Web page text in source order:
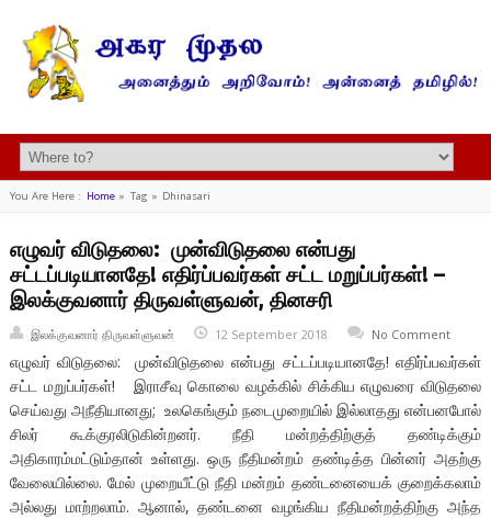
You Are Here : Home» Tag » Dhinasari
எழுவர் விடுதலை: முன்விடுதலை என்பது
சட்டப்படியானதே! எதிர்ப்பவர்கள் சட்ட மறுப்பர்கள்! –
இலக்குவனார் திருவள்ளுவன், தினசரி
இலக்குவனார் திருவள்ளுவன் 12 September 2018 No Comment
எழுவர் விடுதலை: முன்விடுதலை என்பது சட்டப்படியானதே! எதிர்ப்பவர்கள்
சட்ட மறுப்பர்கள்! இராசீவு கொலை வழக்கில் சிக்கிய எழுவரை விடுதலை
செய்வது அநீதியானது; உலகெங்கும் நடைமுறையில் இல்லாதது என்பனபோல்
சிலர் கூக்குரலிடுகின்றனர். நீதி மன்றத்திற்குத் தண்டிக்கும்
அதிகாரம்மட்டும்தான் உள்ளது. ஒரு நீதிமன்றம் தண்டித்த பின்னர் அதற்கு
வேலையில்லை. மேல் முறையீட்டு நீதி மன்றம் தண்டனையைக் குறைக்கலாம்
அல்லது மாற்றலாம். ஆனால், தண்டனை வழங்கிய நீதிமன்றத்திற்கு அந்த